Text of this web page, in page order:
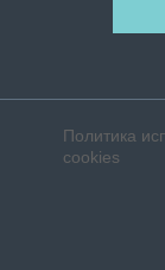
Политика
cookies